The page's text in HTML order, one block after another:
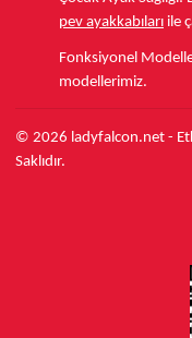
pev ayakkabıları ile
Fonksiyonel
modellerimiz.
© 2026 ladyfalcon.net -
Saklıdır.